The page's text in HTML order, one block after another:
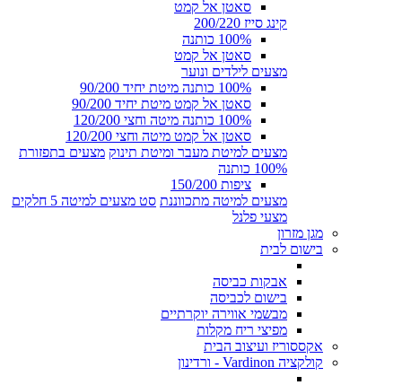
סאטן אל קמט
קינג סייז 200/220
100% כותנה
סאטן אל קמט
מצעים לילדים ונוער
100% כותנה מיטת יחיד 90/200
סאטן אל קמט מיטת יחיד 90/200
100% כותנה מיטה וחצי 120/200
סאטן אל קמט מיטה וחצי 120/200
מצעים למיטת מעבר ומיטת תינוק מצעים בתפזורת
100% כותנה
ציפות 150/200
מצעים למיטה מתכווננת סט מצעים למיטה 5 חלקים
מצעי פלנל
מגן מזרון
בישום לבית
אבקות כביסה
בישום לכביסה
מבשמי אווירה יוקרתיים
מפיצי ריח מקלות
אקססוריז ועיצוב הבית
קולקציה Vardinon - ורדינון